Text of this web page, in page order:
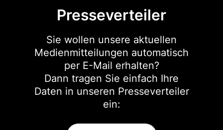
Presseverteiler
Sie wollen unsere aktuellen
Medienmitteilungen automatisch
per E-Mail erhalten?
Dann tragen Sie einfach Ihre
Daten in unseren Presseverteiler
ein: